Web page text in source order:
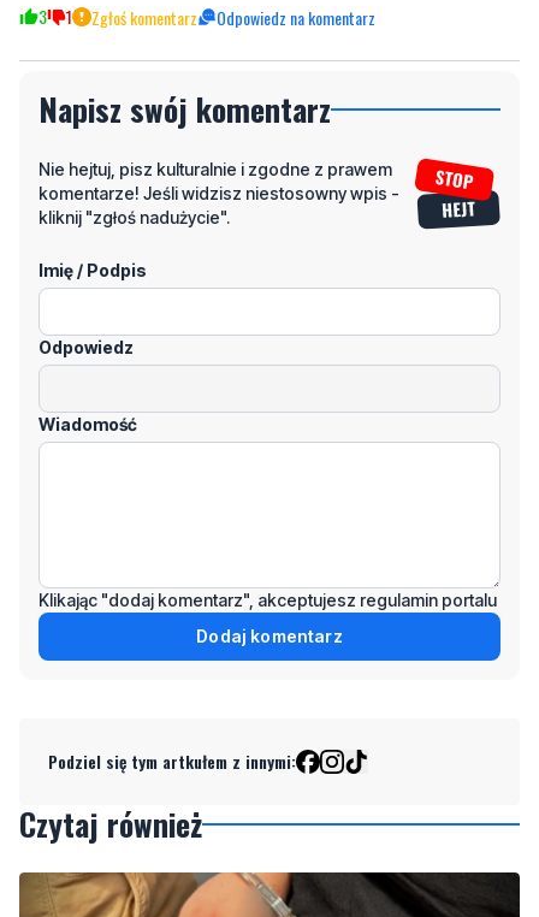
3 1 Zgłoś komentarz Odpowiedz na komentarz
Napisz swój komentarz
Nie hejtuj, pisz kulturalnie i zgodne z prawem
komentarze! Jeśli widzisz niestosowny wpis -
kliknij "zgłoś nadużycie".
Imię / Podpis
Odpowiedz
Wiadomość
Klikając "dodaj komentarz", akceptujesz regulamin portalu
Dodaj komentarz
Podziel się tym artkułem z innymi:
Czytaj również